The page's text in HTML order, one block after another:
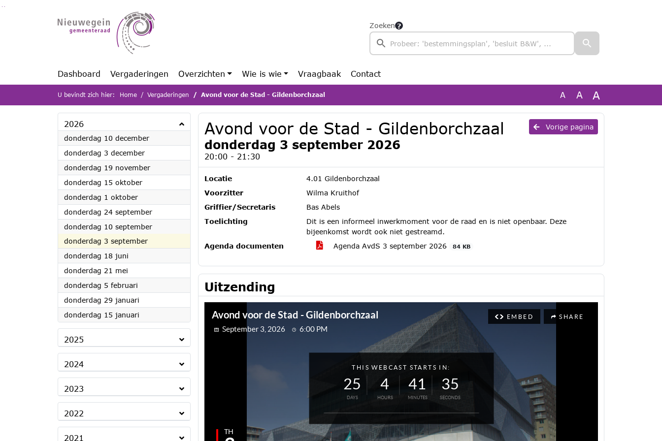
Ga naar de inhoud van deze pagina
Zoeken
Dashboard Vergaderingen Overzichten Wie is wie Vraagbaak Contact
U bevindt zich hier: Home Vergaderingen Avond voor de Stad - Gildenborchzaal A A A
2026
donderdag 10 december2026
donderdag 3 december2026
donderdag 19 november2026
donderdag 15 oktober2026
donderdag 1 oktober2026
donderdag 24 september2026
donderdag 10 september2026
donderdag 3 september2026
donderdag 18 juni
donderdag 21 mei
donderdag 5 februari
donderdag 29 januari
donderdag 15 januari
2025
2024
2023
2022
2021
Vorige pagina
Avond voor de Stad - Gildenborchzaal
donderdag 3 september 2026
20:00 - 21:30
Locatie
4.01 Gildenborchzaal
Voorzitter
Wilma Kruithof
Griffier/Secretaris
Bas Abels
Toelichting
Dit is een informeel inwerkmoment voor de raad en is niet openbaar. Deze
bijeenkomst wordt ook niet gestreamd.
Agenda documenten
Agenda AvdS 3 september 2026 84 KB
Uitzending